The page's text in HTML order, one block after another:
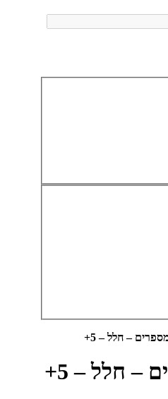
– חלל – 5+
– חלל – 5+